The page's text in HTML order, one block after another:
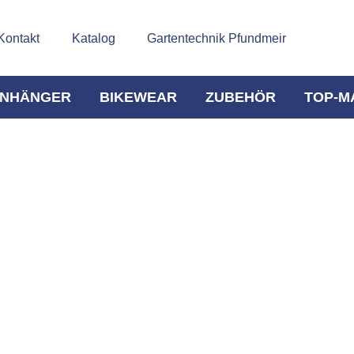
Katalog Gartentechnik Pfundmeir
BIKEWEAR ZUBEHÖR TOP-